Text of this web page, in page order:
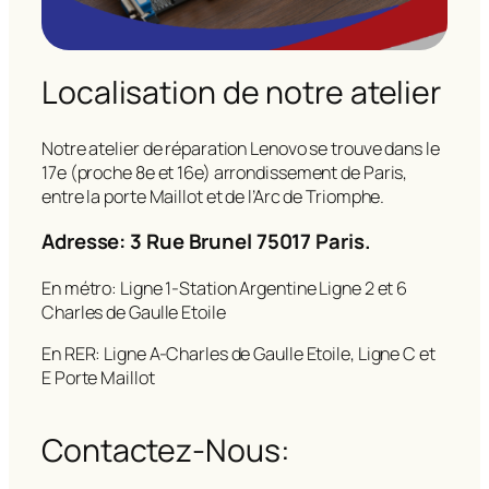
Localisation de notre atelier
Notre atelier de réparation Lenovo se trouve dans le
17e (proche 8e et 16e) arrondissement de Paris,
entre la porte Maillot et de l’Arc de Triomphe.
Adresse: 3 Rue Brunel 75017 Paris.
En métro: Ligne 1-Station Argentine Ligne 2 et 6
Charles de Gaulle Etoile
En RER: Ligne A-Charles de Gaulle Etoile, Ligne C et
E Porte Maillot
Contactez-Nous: